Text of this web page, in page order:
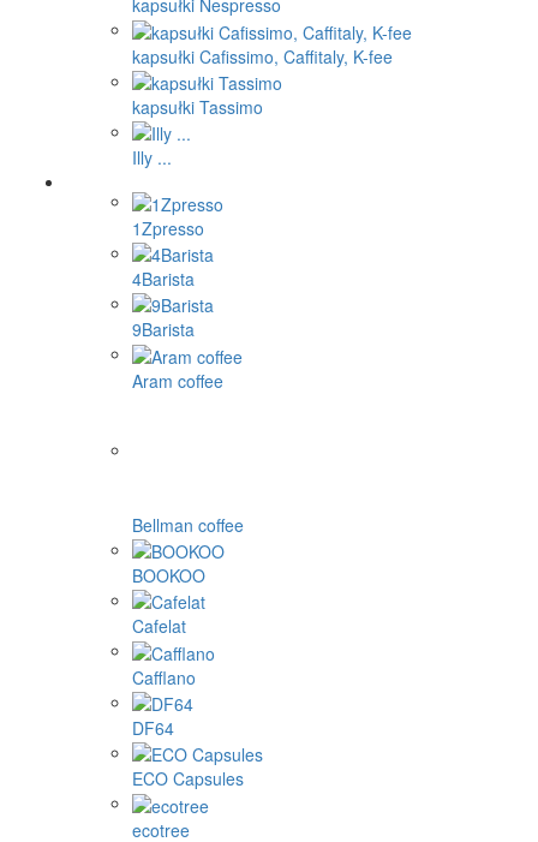
kapsułki Dolce Gusto
kapsułki Nespresso
kapsułki Cafissimo, Caffitaly, K-fee
kapsułki Tassimo
Illy ...
1Zpresso